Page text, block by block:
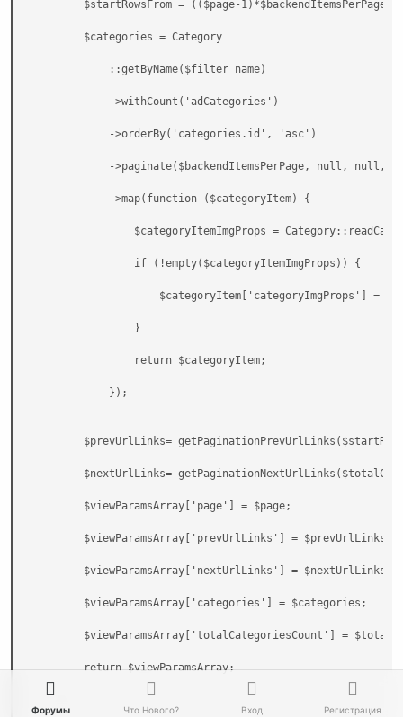
$startRowsFrom = (($page-1)*$backendItemsPerPage);
        $categories = Category
            ::getByName($filter_name)
            ->withCount('adCategories')
            ->orderBy('categories.id', 'asc')
->paginate($backendItemsPerPage, null, null,
            ->map(function ($categoryItem) {
$categoryItemImgProps =
                if (!empty($categoryItemImgProps)) {
$categoryItem['categoryImgProps'] =
                }
                return $categoryItem;
            });
$prevUrlLinks=
$nextUrlLinks=
        $viewParamsArray['page'] = $page;
        $viewParamsArray['prevUrlLinks'] = $prevUrlLinks;
        $viewParamsArray['nextUrlLinks'] = $nextUrlLinks;
        $viewParamsArray['categories'] = $categories;
$viewParamsArray['totalCategoriesCount'] =
        return $viewParamsArray;
Форумы Что Нового? Вход Регистрация